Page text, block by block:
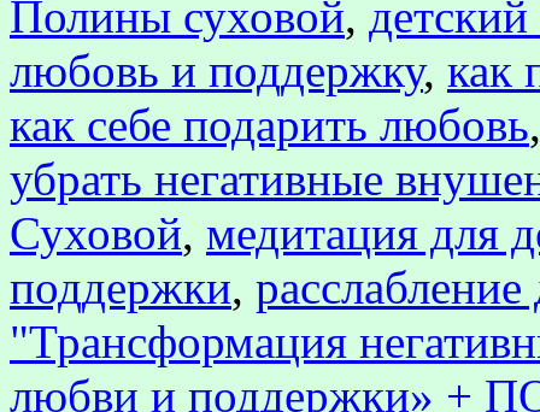
Полины суховой, детский
любовь и поддержку, как
как себе подарить любовь
убрать негативные
Суховой, медитация для
поддержки, расслабление
"Трансформация
любви и поддержки» +